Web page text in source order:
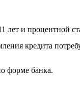
и процентной
кредита
форме банка.